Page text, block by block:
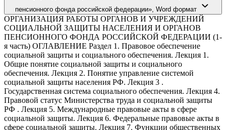
пенсионного фонда российской федерации», Word формат
ОРГАНИЗАЦИЯ РАБОТЫ ОРГАНОВ И УЧРЕЖДЕНИЙ СОЦИАЛЬНОЙ ЗАЩИТЫ НАСЕЛЕНИЯ И ОРГАНОВ ПЕНСИОННОГО ФОНДА РОССИЙСКОЙ ФЕДЕРАЦИИ (1-я часть) ОГЛАВЛЕНИЕ Раздел 1. Правовое обеспечение социальной защиты и социального обеспечения. Лекция 1. Общие понятие социальной защиты и социального обеспечения. Лекция 2. Понятие управление системой социальной защиты населения РФ. Лекция 3 . Государственная система социального обеспечения. Лекция 4. Правовой статус Министерства труда и социальной защиты РФ . Лекция 5. Международные правовые акты в сфере социальной защиты. Лекция 6. Федеральные правовые акты в сфере социальной защиты. Лекция 7. Функции общественных организаций в области социальной защиты и обслуживания населения. Лекция 8.Организация социального обеспечения и социального страхования в РФ. Лекция 9. Государственная система социальных пособий и компенсационных выплат, социального обслуживания и социальных услуг. Раздел 2. Правовое регулирование пенсионного обеспечения в Российской Федерации. Лекция 1. Организация пенсионного обеспечения в РФ. Лекция 2. Основы государственного регулирования обязательного пенсионного страхования в РФ. Лекция 3. Пенсионный фонд РФ в системе обязательного пенсионного страхования в РФ. Лекция 4. Органы ПФР. Лекция 5. Организационно-управленческие функции работников органов ПФР. Лекция 6. Организация работы органов ПФР с обращениями граждан. Перечень условных сокращений. Список использованной литературы и источников. Раздел I. Правовое обеспечение работы органов социальной защиты в Российской Федерации Лекция 1. Общие понятия социальной защиты и социального обеспечения Перечень вопросов, подлежащих изучению: 1. Понятие социального государства. 2.Понятие социальной защиты. 3.Понятие социального обеспечения. 1.Часть 2 статьи 7 Конституции Российской Федерации1 провозглашает гарантию государственной поддержки семьи, материнства, отцовства и детства, а также установление государственной помощи и других гарантий социальной защиты в качестве одного из основных направлений социальной политики государства. В соответствии с частью 1 статьи 38 Конституции Российской Федерации материнство и детство, семья находятся под защитой государства. В соответствии со статьей 39 Конституции Российской Федерации гарантируется1социальное обеспечение для воспитания детей, а также в случаях, предусмотренных законом. В пункте 2 статьи 39 Конституции Российской Федерации предусматривается установление государственных пенсий и социальных пособий. Провозглашенные в Конституции РФ понятия о социальном государстве предполагают обязанность государства следить за благополучием граждан, и дают им право на достойное материальное обеспечение себя и своей семьи. Невозможность обеспечения себя и своих близких достойным уровнем материального благосостояния возникает в силу возраста, состояния здоровья и других, не зависящих от него причин, результатом которых является потерятрудоспособности. И в этих случаях человек имеет право на материальную помощь со стороны государства в виде пособий, льгот, разного рода компенсаций, натурального обеспечения, социальных услуг за счет средств обязательного социального страхования, бюджетных ассигнований и иных источников. Поэтому неотъемлемое право человека на социальную защиту и социальное обеспечение закрепляется конституциями всех современных государств, которые взяли курс на созданиесоциального справедливого государства. В международных правовых актах также провозглашается данное право. Законодательного закрепления понятия «социальноеобеспечение» до настоящего времени нет, как нет икодифицированного акта о социальном обеспечении. По этой причине можно встретить различное толкование термина «социальное обеспечение». Причем часто его смешивают с другими, схожими терминами, например, «социальная защита», «социальная помощь». Поэтому вначале рассмотрим, что понимается под социальной защитой населения. В общеупотребительном смысле слово «защита» означает «защитить кого-нибудь, что-нибудь; предохранить, обезопасить от чего-нибудь; то, что защищает, служит обороной». Исходя из этого под защитой в сочетании со значением термина «социальный» можно понимать комплекс всевозможных мер — политических, экономических и правовых мер государства и общества. В совокупности эти меры должны быть направлены на предоставление необходимых средств существования нетрудоспособным и трудоспособным нуждающимсягражданам, оказавшимся в трудной жизненной ситуации, вцелях поддержания уровня их жизни для развития физических идуховных способностей, включая окружающую среду обитаниячеловека. В научной и учебной литературе можно встретитьразличные формулировки социального обеспечения и разныемнения о взаимосвязи его с такой категорией, как «социальнаязащита». Например, П.Д. Павленок2 трактует социальноеобеспечение как «государственную систему обеспечения иобслуживания престарелых и нетрудоспособных граждан, атакже семей, имеющих детей» , делая акцент на категориях граждан, которые имеют право на это. Также он утверждает, что «согласно Федеральному закону «Об основах социального обслуживания населения Российской Федерации, социальное обеспечение является составной частью социального обслуживания». И если в период советской власти к пониманию социального обеспечения подходили с патерналистской точки зрения, то в современных условиях в связи с появлением на рынке труда других собственников «прослеживаются тенденции разгосударствления социальной сферы и освобождения государства от функции непосредственного предоставления гражданину социальных услуг». Поэтому наряду с понятием «социальное обеспечение» в последние годы употребляется понятие «социальная защита», которые, по мнениюЗ.П. Замараевой, не являются синонимичными, поскольку социальное обеспечение есть одна из форм социальной защиты, где преобладают принципы государственной организации сочень ограниченным использованием.3 Таким образом, «произвольное применение терминов, разные содержания одних и тех же понятий» свидетельствует о необходимости формирования отраслевого, последовательного и единообразного категориального аппарата, особенно при формулировании сути понятий «социальная защита» и «социальное обеспечение». А в силу развития концепции социальной защиты и социального обеспеченияпредпочтительным является законодательное определение указанных понятий. Слово «социальный» означает «общественный, относящийся к жизни людей и их отношениям в обществе». Сочетание терминов «социальный» и «защита» позволяет предположить, что под социальной защитой можно понимать комплекс разнообразных мер, с помощью которых человек «обороняется» от неблагоприятного воздействия окружающего мира4. Отсюда следует, что социальное государство, каковым является Россия, должно предпринимать всевозможные усилия (и меры) для создания и поддержания благоприятных условий жизни своих граждан. При этом главной целью этих мер и усилий должно стать создание определенного уровня жизни, обеспечивающего возможность физического и духовного развития человека, а также создание благоприятной среды обитания. Социальная среда - это емкое по своему содержанию понятие. Оно включает в себя: - обеспечение занятости граждан; - работу и нормальные условия труда; - достойную оплату труда; - наличие и обеспечение комфортным жильем; - благополучную экологическую обстановку; - здоровую пищу; - доступ к образованию и культурным ценностям; - охрану здоровья; - сохранность частной собственности; - предоставление гражданам различных видов социального обеспечения в связи с событиями, влекущими социально значимое негативное изменение материального и (или) социального положения человека или его здоровья по не зависящим от него причинам. Все вышеперечисленное входит в содержание понятия «социальная защита» и должно служить главной целью деятельности любого государства. Безусловно, такое представление о социальной защите населения являетсяидеальным. В таком виде его можно рассматривать как дело будущего. В настоящее время еще нет настолько богатого государства, которое бы смогло предоставить каждому человеку благоприятные условия для его существования. Задачами социального государства являются: 1. Поддержка социально незащищенных категорий населения. 2. Охрана труда и здоровья людей. 3. Поддержка семьи, материнства, отцовства и детства. 4. Сглаживание социального неравенства путем перераспределения доходов между различными социальными слоями через налогообложение, государственный бюджет, специальные социальные программы. 5. Поощрение благотворительной деятельности (в частности,путем предоставления налоговых льгот предпринимательским структурам, осуществляющимблаготворительнуюдеятельность). 6. Финансирование и поддержка фундаментальных научных исследований и культурных программ. 7. Борьба с безработицей, обеспечение трудовой занятости населения, выплата пособий по безработице; 8. Поиск баланса между свободной рыночной экономикой и мерой воздействия государства на ее развитие с целью обеспечения достойной жизни всех граждан; 9.Участие в реализации межгосударственных экологических,культурных и социальных программ, решениеобщечеловеческих проблем. 10. Забота о сохранении мира в обществе. Для решения вышеуказанных задач необходимо иметь государственную социальною политику. Социальная политика - это целенаправленное воздействие государства, органов местного самоуправления, общественных объединений и организаций на существующую систему общественных отношений с целью улучшения условий труда и быта населения. 2. Социальная защита населения - это общий, собирательный термин (понятие). Поэтому в литературе существуют разные критерии для определения этого понятия. Вот некоторые из них: правовое положение лица, по отношению к которому осуществляются соответствующие меры социальной защиты; социальный риск, от которого оберегается человек;финансовые средства, используемые для осуществления тех или иных социальных мер; органы или учреждения, обеспечивающие социальную защиту в разных формах; нормативные правовые акты, пр